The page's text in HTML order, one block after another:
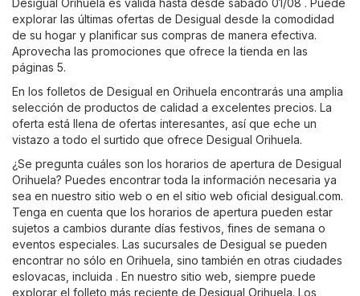
Desigual Orihuela es válida hasta desde sábado 01/08 . Puede
explorar las últimas ofertas de Desigual desde la comodidad
de su hogar y planificar sus compras de manera efectiva.
Aprovecha las promociones que ofrece la tienda en las
páginas 5.
En los folletos de Desigual en Orihuela encontrarás una amplia
selección de productos de calidad a excelentes precios. La
oferta está llena de ofertas interesantes, así que eche un
vistazo a todo el surtido que ofrece Desigual Orihuela.
¿Se pregunta cuáles son los horarios de apertura de Desigual
Orihuela? Puedes encontrar toda la información necesaria ya
sea en nuestro sitio web o en el sitio web oficial desigual.com.
Tenga en cuenta que los horarios de apertura pueden estar
sujetos a cambios durante días festivos, fines de semana o
eventos especiales. Las sucursales de Desigual se pueden
encontrar no sólo en Orihuela, sino también en otras ciudades
eslovacas, incluida . En nuestro sitio web, siempre puede
explorar el folleto más reciente de Desigual Orihuela. Los